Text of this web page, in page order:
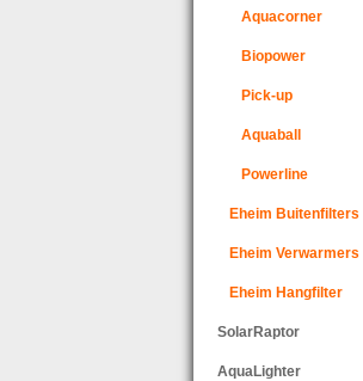
Aquacorner
Biopower
Pick-up
Aquaball
Powerline
Eheim Buitenfilters
Eheim Verwarmers
Eheim Hangfilter
SolarRaptor
AquaLighter